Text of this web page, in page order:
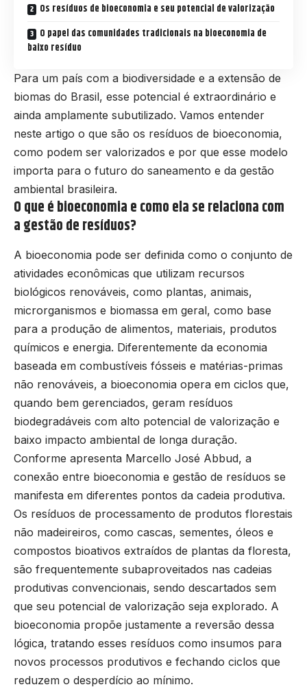
Os resíduos de bioeconomia e seu potencial de valorização
O papel das comunidades tradicionais na bioeconomia de
baixo resíduo
Para um país com a biodiversidade e a extensão de
biomas do Brasil, esse potencial é extraordinário e
ainda amplamente subutilizado. Vamos entender
neste artigo o que são os resíduos de bioeconomia,
como podem ser valorizados e por que esse modelo
importa para o futuro do saneamento e da gestão
ambiental brasileira.
O que é bioeconomia e como ela se relaciona com
a gestão de resíduos?
A bioeconomia pode ser definida como o conjunto de
atividades econômicas que utilizam recursos
biológicos renováveis, como plantas, animais,
microrganismos e biomassa em geral, como base
para a produção de alimentos, materiais, produtos
químicos e energia. Diferentemente da economia
baseada em combustíveis fósseis e matérias-primas
não renováveis, a bioeconomia opera em ciclos que,
quando bem gerenciados, geram resíduos
biodegradáveis com alto potencial de valorização e
baixo impacto ambiental de longa duração.
Conforme apresenta Marcello José Abbud, a
conexão entre bioeconomia e gestão de resíduos se
manifesta em diferentes pontos da cadeia produtiva.
Os resíduos de processamento de produtos florestais
não madeireiros, como cascas, sementes, óleos e
compostos bioativos extraídos de plantas da floresta,
são frequentemente subaproveitados nas cadeias
produtivas convencionais, sendo descartados sem
que seu potencial de valorização seja explorado. A
bioeconomia propõe justamente a reversão dessa
lógica, tratando esses resíduos como insumos para
novos processos produtivos e fechando ciclos que
reduzem o desperdício ao mínimo.